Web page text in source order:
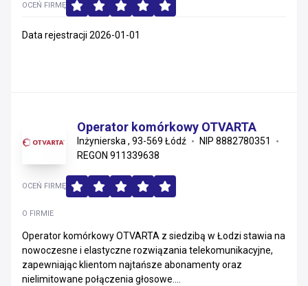
OCEŃ FIRMĘ
Data rejestracji 2026-01-01
Operator komórkowy OTVARTA
Inżynierska , 93-569 Łódź
NIP 8882780351
REGON 911339638
O FIRMIE
Operator komórkowy OTVARTA z siedzibą w Łodzi stawia na
nowoczesne i elastyczne rozwiązania telekomunikacyjne,
zapewniając klientom najtańsze abonamenty oraz
nielimitowane połączenia głosowe....
OCEŃ FIRMĘ